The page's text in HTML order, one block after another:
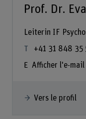
Prof. Dr.
Leiterin IF
+41 31 848 35
Afficher l'e-mail
Vers le profil